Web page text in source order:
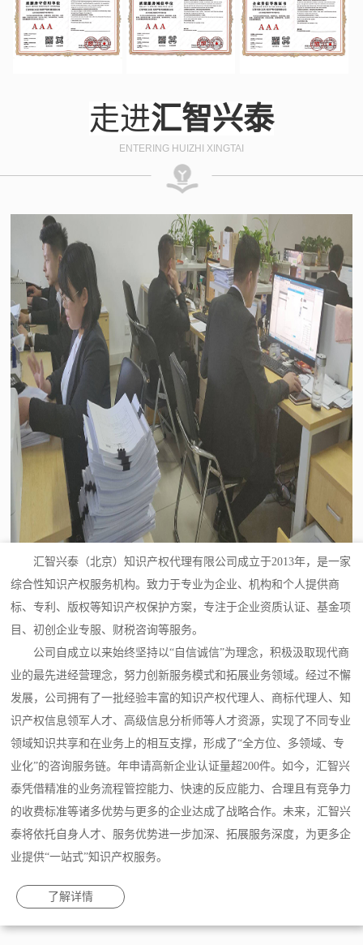
走进汇智兴泰
ENTERING HUIZHI XINGTAI
汇智兴泰（北京）知识产权代理有限公司成立于2013年，是一家
综合性知识产权服务机构。致力于专业为企业、机构和个人提供商
标、专利、版权等知识产权保护方案，专注于企业资质认证、基金项
目、初创企业专服、财税咨询等服务。
公司自成立以来始终坚持以“自信诚信”为理念，积极汲取现代商
业的最先进经营理念，努力创新服务模式和拓展业务领域。经过不懈
发展，公司拥有了一批经验丰富的知识产权代理人、商标代理人、知
识产权信息领军人才、高级信息分析师等人才资源，实现了不同专业
领域知识共享和在业务上的相互支撑，形成了“全方位、多领域、专
业化”的咨询服务链。年申请高新企业认证量超200件。如今，汇智兴
泰凭借精准的业务流程管控能力、快速的反应能力、合理且有竞争力
的收费标准等诸多优势与更多的企业达成了战略合作。未来，汇智兴
泰将依托自身人才、服务优势进一步加深、拓展服务深度，为更多企
业提供“一站式”知识产权服务。
了解详情